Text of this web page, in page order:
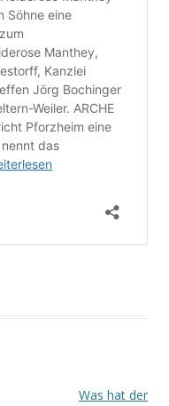
Was hat der